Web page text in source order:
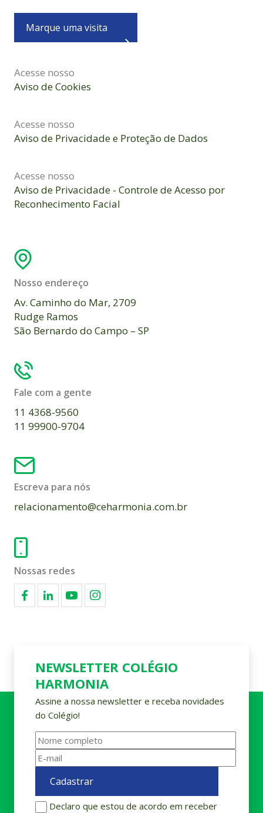
Marque uma visita
Acesse nosso
Aviso de Cookies
Acesse nosso
Aviso de Privacidade e Proteção de Dados
Acesse nosso
Aviso de Privacidade - Controle de Acesso por
Reconhecimento Facial
Nosso endereço
Av. Caminho do Mar, 2709
Rudge Ramos
São Bernardo do Campo – SP
Fale com a gente
11 4368-9560
11 99900-9704
Escreva para nós
relacionamento@ceharmonia.com.br
Nossas redes
NEWSLETTER COLÉGIO
HARMONIA
Assine a nossa newsletter e receba novidades
do Colégio!
Declaro que estou de acordo em receber